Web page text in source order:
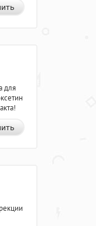
для